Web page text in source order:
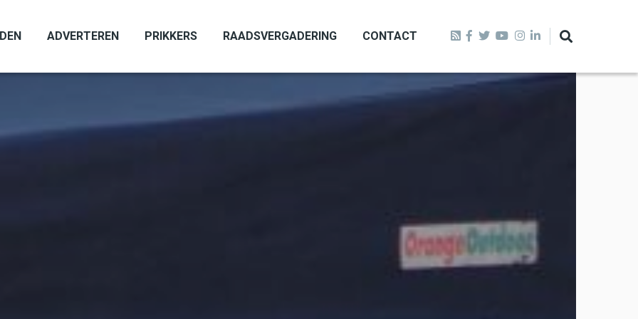
ADVERTEREN PRIKKERS RAADSVERGADERING CONTACT